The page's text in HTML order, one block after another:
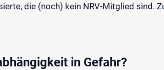
die (noch) kein NRV-Mitglied sind.
in Gefahr?